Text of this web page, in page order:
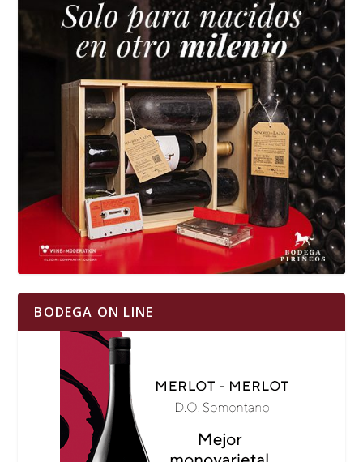
BODEGA ON LINE